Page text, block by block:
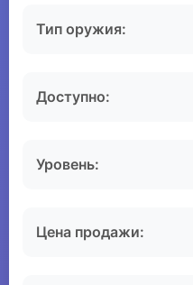
Тип оружия:
Доступно:
Уровень:
Цена продажи: